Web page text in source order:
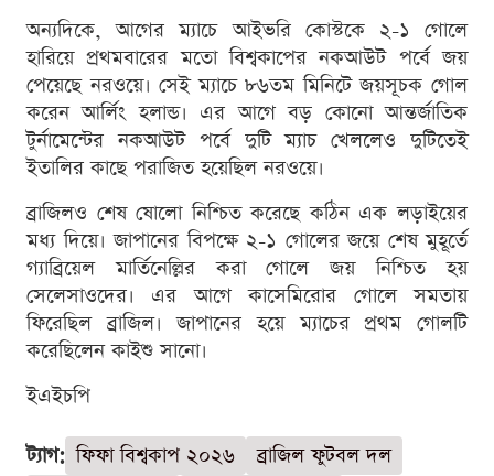
অন্যদিকে, আগের ম্যাচে আইভরি কোস্টকে ২-১ গোলে
হারিয়ে প্রথমবারের মতো বিশ্বকাপের নকআউট পর্বে জয়
পেয়েছে নরওয়ে। সেই ম্যাচে ৮৬তম মিনিটে জয়সূচক গোল
করেন আর্লিং হলান্ড। এর আগে বড় কোনো আন্তর্জাতিক
টুর্নামেন্টের নকআউট পর্বে দুটি ম্যাচ খেললেও দুটিতেই
ইতালির কাছে পরাজিত হয়েছিল নরওয়ে।
ব্রাজিলও শেষ ষোলো নিশ্চিত করেছে কঠিন এক লড়াইয়ের
মধ্য দিয়ে। জাপানের বিপক্ষে ২-১ গোলের জয়ে শেষ মুহূর্তে
গ্যাব্রিয়েল মার্তিনেল্লির করা গোলে জয় নিশ্চিত হয়
সেলেসাওদের। এর আগে কাসেমিরোর গোলে সমতায়
ফিরেছিল ব্রাজিল। জাপানের হয়ে ম্যাচের প্রথম গোলটি
করেছিলেন কাইশু সানো।
ইএইচপি
ট্যাগ: ফিফা বিশ্বকাপ ২০২৬
ব্রাজিল ফুটবল দল